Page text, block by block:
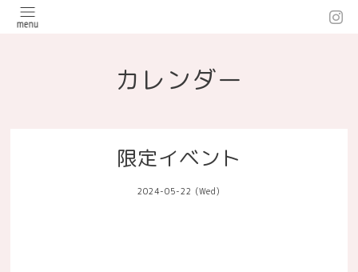
カレンダー
限定イベント
2024-05-22 (Wed)